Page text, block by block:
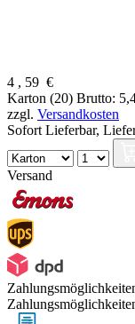
4 , 59 €
Karton (20) Brutto:
zzgl. Versandkosten
Sofort Lieferbar,
Versand